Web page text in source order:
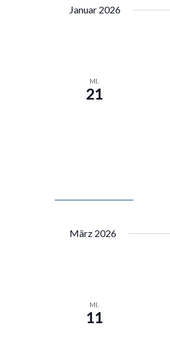
Januar 2026
MI.
21
März 2026
MI.
11